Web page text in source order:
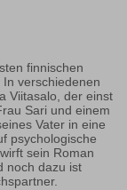
finnischen
verschiedenen
Viitasalo, der einst
Sari und einem
Vater in eine
psychologische
sein Roman
noch dazu ist